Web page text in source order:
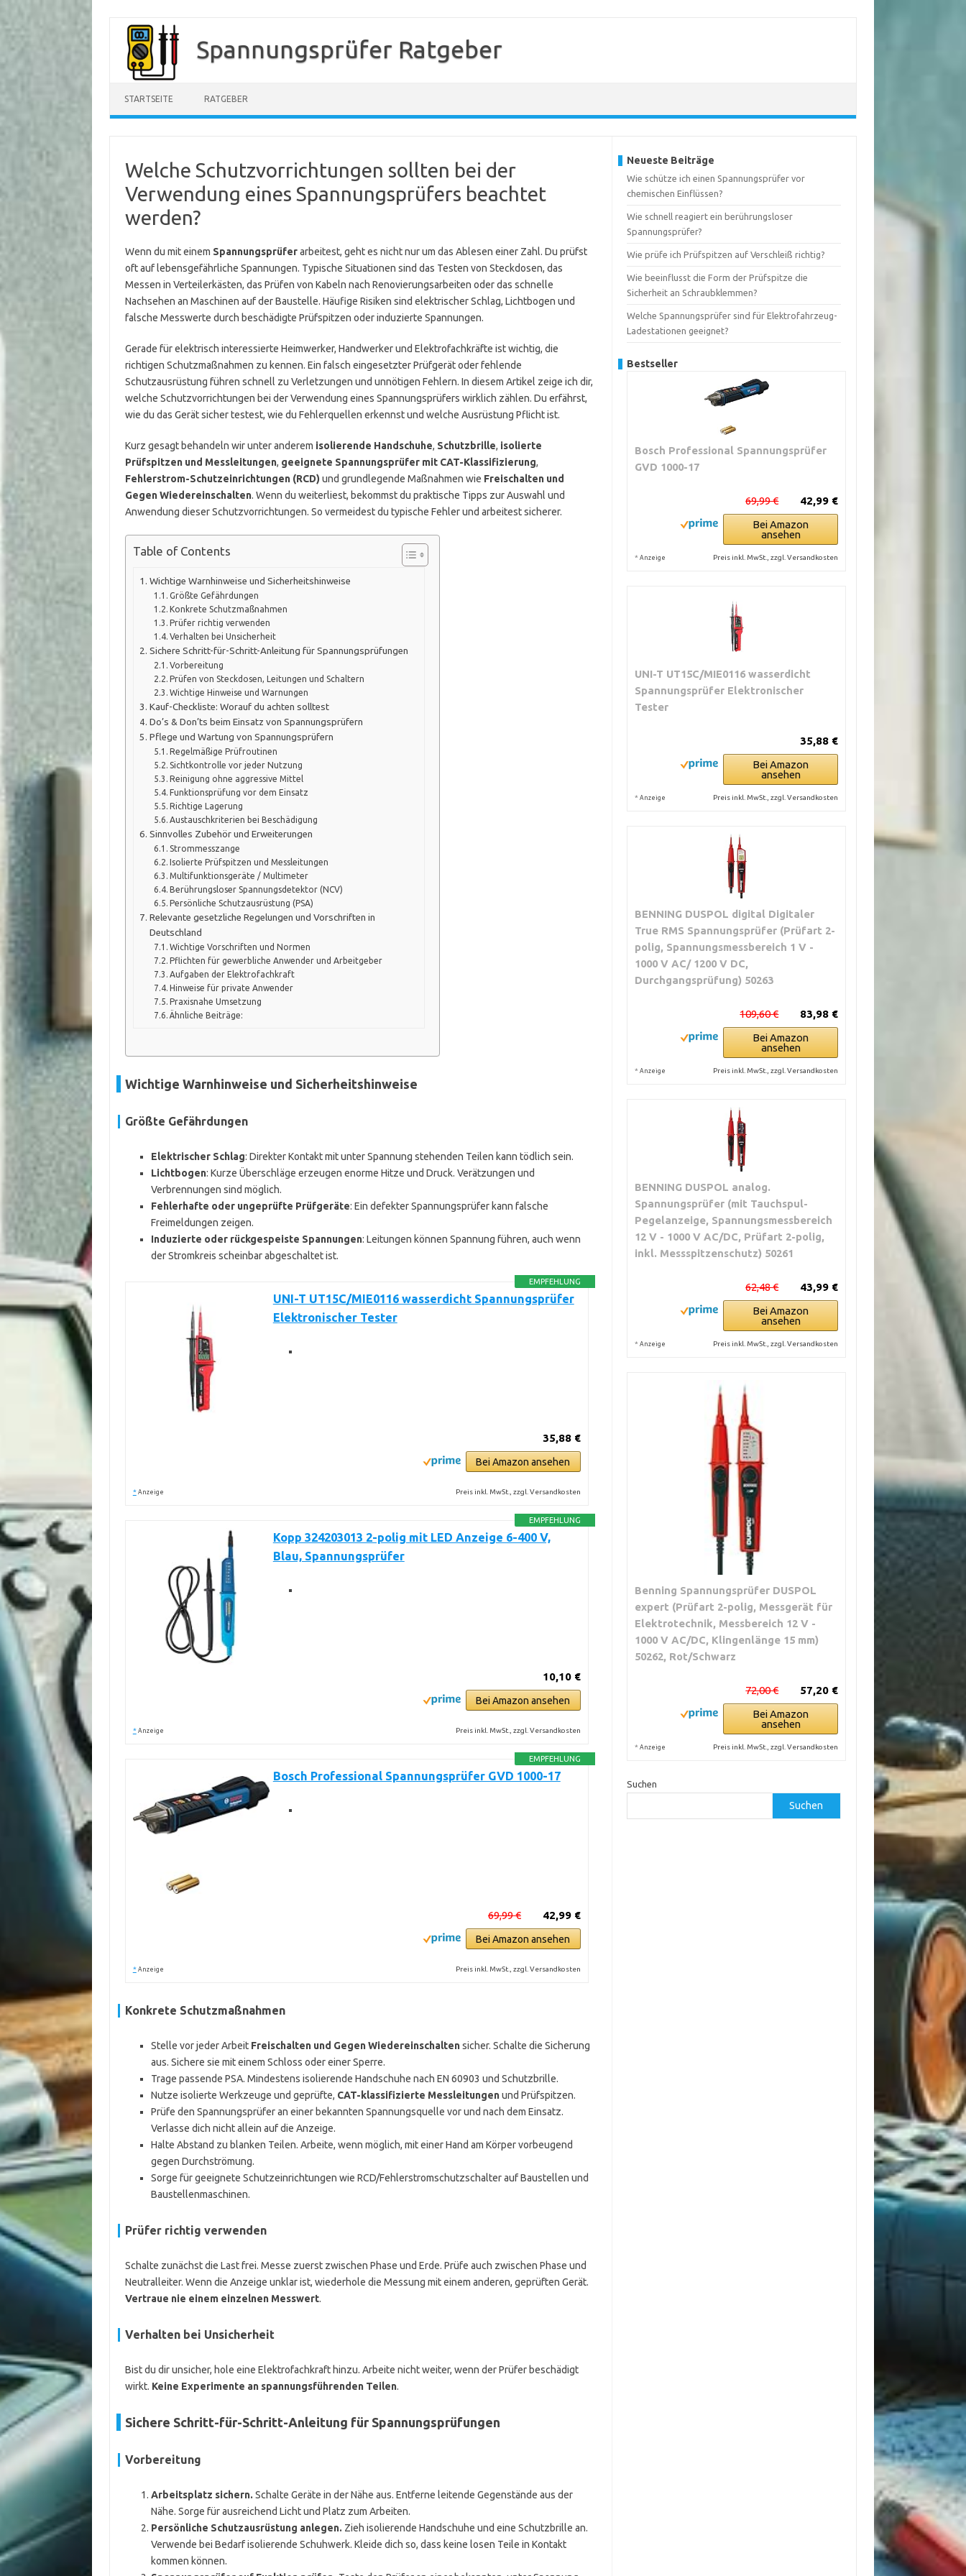
Inhalt
springen
Spannungsprüfer Ratgeber
STARTSEITE RATGEBER
Welche Schutzvorrichtungen sollten bei der
Verwendung eines Spannungsprüfers beachtet
werden?
Wenn du mit einem Spannungsprüferarbeitest, geht es nicht nur um das Ablesen einer Zahl. Du prüfst
oft auf lebensgefährliche Spannungen. Typische Situationen sind das Testen von Steckdosen, das
Messen in Verteilerkästen, das Prüfen von Kabeln nach Renovierungsarbeiten oder das schnelle
Nachsehen an Maschinen auf der Baustelle. Häufige Risiken sind elektrischer Schlag, Lichtbogen und
falsche Messwerte durch beschädigte Prüfspitzen oder induzierte Spannungen.
Gerade für elektrisch interessierte Heimwerker, Handwerker und Elektrofachkräfte ist wichtig, die
richtigen Schutzmaßnahmen zu kennen. Ein falsch eingesetzter Prüfgerät oder fehlende
Schutzausrüstung führen schnell zu Verletzungen und unnötigen Fehlern. In diesem Artikel zeige ich dir,
welche Schutzvorrichtungen bei der Verwendung eines Spannungsprüfers wirklich zählen. Du erfährst,
wie du das Gerät sicher testest, wie du Fehlerquellen erkennst und welche Ausrüstung Pflicht ist.
Kurz gesagt behandeln wir unter anderem isolierende Handschuhe, Schutzbrille, isolierte
Prüfspitzen und Messleitungen, geeignete Spannungsprüfer mit CAT-Klassifizierung,
Fehlerstrom-Schutzeinrichtungen (RCD) und grundlegende Maßnahmen wie Freischalten und
Gegen Wiedereinschalten. Wenn du weiterliest, bekommst du praktische Tipps zur Auswahl und
Anwendung dieser Schutzvorrichtungen. So vermeidest du typische Fehler und arbeitest sicherer.
Table of Contents
Wichtige Warnhinweise und Sicherheitshinweise
Größte Gefährdungen
Konkrete Schutzmaßnahmen
Prüfer richtig verwenden
Verhalten bei Unsicherheit
Sichere Schritt-für-Schritt-Anleitung für Spannungsprüfungen
Vorbereitung
Prüfen von Steckdosen, Leitungen und Schaltern
Wichtige Hinweise und Warnungen
Kauf-Checkliste: Worauf du achten solltest
Do’s & Don’ts beim Einsatz von Spannungsprüfern
Pflege und Wartung von Spannungsprüfern
Regelmäßige Prüfroutinen
Sichtkontrolle vor jeder Nutzung
Reinigung ohne aggressive Mittel
Funktionsprüfung vor dem Einsatz
Richtige Lagerung
Austauschkriterien bei Beschädigung
Sinnvolles Zubehör und Erweiterungen
Strommesszange
Isolierte Prüfspitzen und Messleitungen
Multifunktionsgeräte / Multimeter
Berührungsloser Spannungsdetektor (NCV)
Persönliche Schutzausrüstung (PSA)
Relevante gesetzliche Regelungen und Vorschriften in
Deutschland
Wichtige Vorschriften und Normen
Pflichten für gewerbliche Anwender und Arbeitgeber
Aufgaben der Elektrofachkraft
Hinweise für private Anwender
Praxisnahe Umsetzung
Ähnliche Beiträge:
Wichtige Warnhinweise und Sicherheitshinweise
Größte Gefährdungen
Elektrischer Schlag: Direkter Kontakt mit unter Spannung stehenden Teilen kann tödlich sein.
Lichtbogen: Kurze Überschläge erzeugen enorme Hitze und Druck. Verätzungen und
Verbrennungen sind möglich.
Fehlerhafte oder ungeprüfte Prüfgeräte: Ein defekter Spannungsprüfer kann falsche
Freimeldungen zeigen.
Induzierte oder rückgespeiste Spannungen: Leitungen können Spannung führen, auch wenn
der Stromkreis scheinbar abgeschaltet ist.
EMPFEHLUNG
UNI-T UT15C/MIE0116 wasserdicht Spannungsprüfer
Elektronischer Tester
35,88 €
Bei Amazon ansehen
* Anzeige Preis inkl. MwSt., zzgl. Versandkosten
EMPFEHLUNG
Kopp 324203013 2-polig mit LED Anzeige 6-400 V,
Blau, Spannungsprüfer
10,10 €
Bei Amazon ansehen
* Anzeige Preis inkl. MwSt., zzgl. Versandkosten
EMPFEHLUNG
Bosch Professional Spannungsprüfer GVD 1000-17
42,99 €
69,99 €
Bei Amazon ansehen
* Anzeige Preis inkl. MwSt., zzgl. Versandkosten
Konkrete Schutzmaßnahmen
Stelle vor jeder Arbeit Freischalten und Gegen Wiedereinschaltensicher. Schalte die Sicherung
aus. Sichere sie mit einem Schloss oder einer Sperre.
Trage passende PSA. Mindestens isolierende Handschuhe nach EN 60903 und Schutzbrille.
Nutze isolierte Werkzeuge und geprüfte, CAT-klassifizierte Messleitungenund Prüfspitzen.
Prüfe den Spannungsprüfer an einer bekannten Spannungsquelle vor und nach dem Einsatz.
Verlasse dich nicht allein auf die Anzeige.
Halte Abstand zu blanken Teilen. Arbeite, wenn möglich, mit einer Hand am Körper vorbeugend
gegen Durchströmung.
Sorge für geeignete Schutzeinrichtungen wie RCD/Fehlerstromschutzschalter auf Baustellen und
Baustellenmaschinen.
Prüfer richtig verwenden
Schalte zunächst die Last frei. Messe zuerst zwischen Phase und Erde. Prüfe auch zwischen Phase und
Neutralleiter. Wenn die Anzeige unklar ist, wiederhole die Messung mit einem anderen, geprüften Gerät.
Vertraue nie einem einzelnen Messwert.
Verhalten bei Unsicherheit
Bist du dir unsicher, hole eine Elektrofachkraft hinzu. Arbeite nicht weiter, wenn der Prüfer beschädigt
wirkt. Keine Experimente an spannungsführenden Teilen.
Sichere Schritt-für-Schritt-Anleitung für Spannungsprüfungen
Vorbereitung
Arbeitsplatz sichern. Schalte Geräte in der Nähe aus. Entferne leitende Gegenstände aus der
Nähe. Sorge für ausreichend Licht und Platz zum Arbeiten.
Persönliche Schutzausrüstung anlegen. Zieh isolierende Handschuhe und eine Schutzbrille an.
Verwende bei Bedarf isolierende Schuhwerk. Kleide dich so, dass keine losen Teile in Kontakt
kommen können.
Neueste Beiträge
Wie schütze ich einen Spannungsprüfer vor
chemischen Einflüssen?
Wie schnell reagiert ein berührungsloser
Spannungsprüfer?
Wie prüfe ich Prüfspitzen auf Verschleiß richtig?
Wie beeinflusst die Form der Prüfspitze die
Sicherheit an Schraubklemmen?
Welche Spannungsprüfer sind für Elektrofahrzeug-
Ladestationen geeignet?
Bestseller
Bosch Professional Spannungsprüfer
GVD 1000-17
42,99 €
69,99 €
Bei Amazon
ansehen
* Anzeige Preis inkl. MwSt., zzgl. Versandkosten
UNI-T UT15C/MIE0116 wasserdicht
Spannungsprüfer Elektronischer
Tester
35,88 €
Bei Amazon
ansehen
* Anzeige Preis inkl. MwSt., zzgl. Versandkosten
BENNING DUSPOL digital Digitaler
True RMS Spannungsprüfer (Prüfart 2-
polig, Spannungsmessbereich 1 V -
1000 V AC/ 1200 V DC,
Durchgangsprüfung) 50263
83,98 €
109,60 €
Bei Amazon
ansehen
* Anzeige Preis inkl. MwSt., zzgl. Versandkosten
BENNING DUSPOL analog.
Spannungsprüfer (mit Tauchspul-
Pegelanzeige, Spannungsmessbereich
12 V - 1000 V AC/DC, Prüfart 2-polig,
inkl. Messspitzenschutz) 50261
43,99 €
62,48 €
Bei Amazon
ansehen
* Anzeige Preis inkl. MwSt., zzgl. Versandkosten
Benning Spannungsprüfer DUSPOL
expert (Prüfart 2-polig, Messgerät für
Elektrotechnik, Messbereich 12 V -
1000 V AC/DC, Klingenlänge 15 mm)
50262, Rot/Schwarz
57,20 €
72,00 €
Bei Amazon
ansehen
* Anzeige Preis inkl. MwSt., zzgl. Versandkosten
Suchen
Suchen